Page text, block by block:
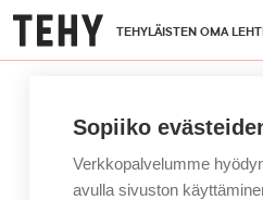
Hyppää
pääsisältöön
TEHYLÄISTEN OMA
Sopiiko
Verkkopalvelumme
avulla sivuston